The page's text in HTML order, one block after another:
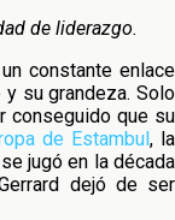
de liderazgo.
constante enlace
su grandeza. Solo
conseguido que su
de Estambul, la
jugó en la década
dejó de ser